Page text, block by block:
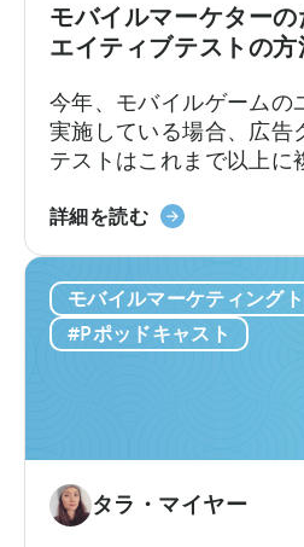
ど
の
う
に
活
用
す
る
か」
に
つ
リ
広
告
主
が
知
っ
て
お
く
べ
き
モバイルマーケター
エイティブテストの方
今年、モバイルゲームの
実施している場合、広告
テストはこれまで以上に
ものとなっています。新
なく、それらを適切にテ
のを選別できるかどう
詳細を読むモ
ル
マ
ー
た
モバイルマーケティング
#Pポッドキャスト
タラ・マイヤー